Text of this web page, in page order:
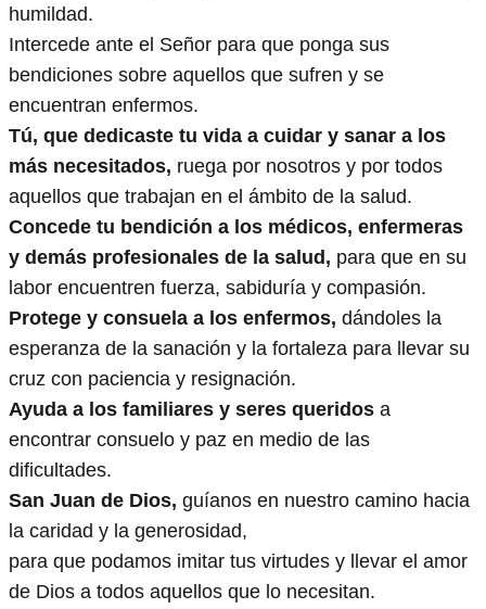
humildad.
Intercede ante el Señor para que ponga sus
bendiciones sobre aquellos que sufren y se
encuentran enfermos.
Tú, que dedicaste tu vida a cuidar y sanar a los
más necesitados, ruega por nosotros y por todos
aquellos que trabajan en el ámbito de la salud.
Concede tu bendición a los médicos, enfermeras
y demás profesionales de la salud, para que en su
labor encuentren fuerza, sabiduría y compasión.
Protege y consuela a los enfermos, dándoles la
esperanza de la sanación y la fortaleza para llevar su
cruz con paciencia y resignación.
Ayuda a los familiares y seres queridos a
encontrar consuelo y paz en medio de las
dificultades.
San Juan de Dios, guíanos en nuestro camino hacia
la caridad y la generosidad,
para que podamos imitar tus virtudes y llevar el amor
de Dios a todos aquellos que lo necesitan.